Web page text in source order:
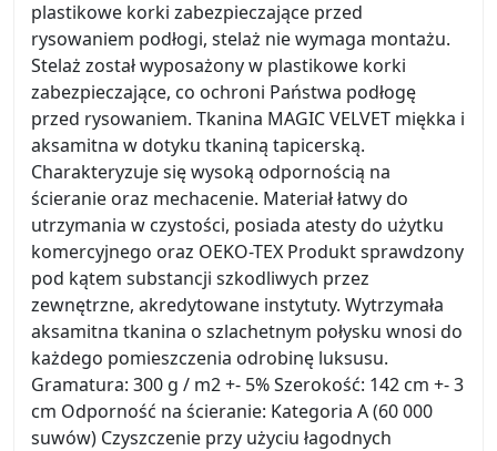
plastikowe korki zabezpieczające przed
rysowaniem podłogi, stelaż nie wymaga montażu.
Stelaż został wyposażony w plastikowe korki
zabezpieczające, co ochroni Państwa podłogę
przed rysowaniem. Tkanina MAGIC VELVET miękka i
aksamitna w dotyku tkaniną tapicerską.
Charakteryzuje się wysoką odpornością na
ścieranie oraz mechacenie. Materiał łatwy do
utrzymania w czystości, posiada atesty do użytku
komercyjnego oraz OEKO-TEX Produkt sprawdzony
pod kątem substancji szkodliwych przez
zewnętrzne, akredytowane instytuty. Wytrzymała
aksamitna tkanina o szlachetnym połysku wnosi do
każdego pomieszczenia odrobinę luksusu.
Gramatura: 300 g / m2 +- 5% Szerokość: 142 cm +- 3
cm Odporność na ścieranie: Kategoria A (60 000
suwów) Czyszczenie przy użyciu łagodnych